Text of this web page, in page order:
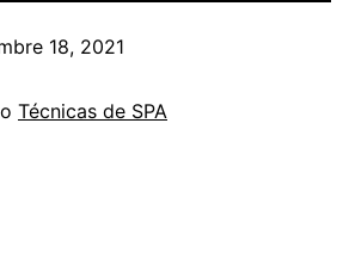
18, 2021
Técnicas de SPA